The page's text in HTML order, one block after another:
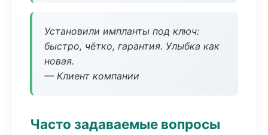
Установили импланты под ключ:
быстро, чётко, гарантия. Улыбка как
новая.
— Клиент компании
Часто задаваемые вопросы